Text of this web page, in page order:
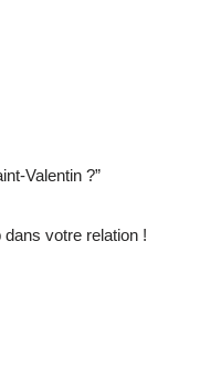
Valentin ?”
votre relation !